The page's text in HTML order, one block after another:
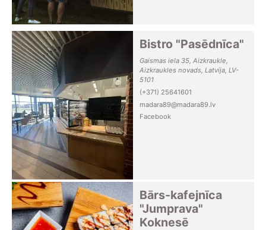
Bistro "Pasēdnīca"
Gaismas iela 35, Aizkraukle,
Aizkraukles novads, Latvija, LV-
5101
(+371) 25641601
madara89@madara89.lv
Facebook
Bārs-kafejnīca
"Jumprava"
Koknesē